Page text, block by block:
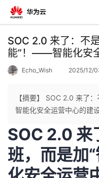
返
回
人
主
我
的
我
SOC 2.0 来了：不
能”！——智能化安
Echo_Wish 2025/12/
【摘要】 SOC 2.0 来了
智能化安全运营中心的建
SOC 2.0 来
班，而是加